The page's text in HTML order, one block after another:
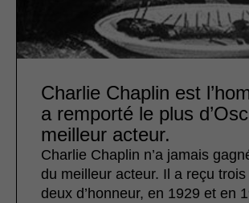
Charlie Chaplin est
a remporté le plus
meilleur acteur.
Charlie Chaplin n’a jamais
du meilleur acteur. Il a reçu trois
deux d’honneur, en 1929 et en